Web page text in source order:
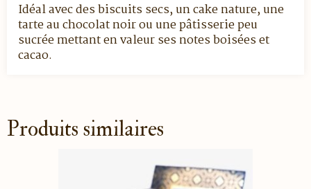
Idéal avec des biscuits secs, un cake nature, une
tarte au chocolat noir ou une pâtisserie peu
sucrée mettant en valeur ses notes boisées et
cacao.
Produits similaires